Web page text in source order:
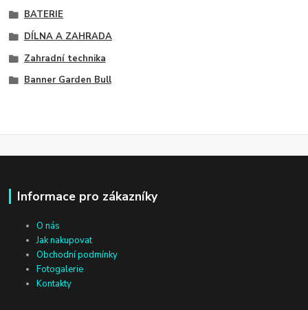
BATERIE
DÍLNA A ZAHRADA
Zahradní technika
Banner Garden Bull
Informace pro zákazníky
O nás
Jak nakupovat
Obchodní podmínky
Fotogalerie
Kontakty